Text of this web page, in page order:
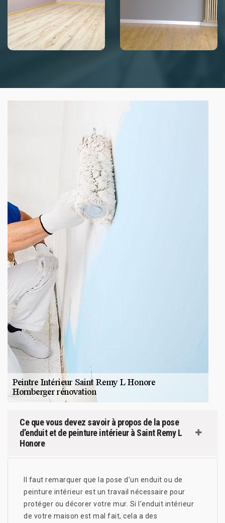
Ce que vous devez savoir à propos de la pose
d’enduit et de peinture intérieur à Saint Remy L
Honore
Il faut remarquer que la pose d’un enduit ou de
peinture intérieur est un travail nécessaire pour
protéger ou décorer votre mur. Si l’enduit intérieur
de votre maison est mal fait, cela a des